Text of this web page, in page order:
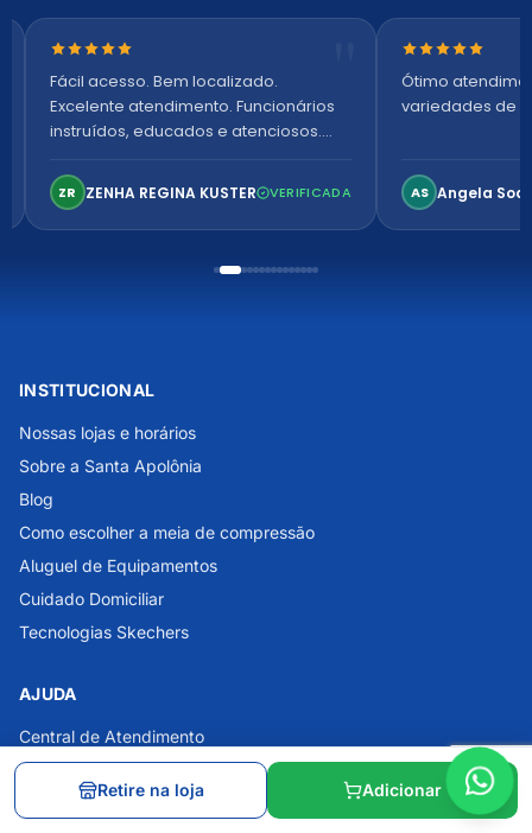
Nota 5 de 5 estrelas
Fácil acesso. Bem localizado.
Excelente atendimento. Funcionários
instruídos, educados e atenciosos.
confortável. Perfeito!
ZR ZENHA REGINA KUSTER VERIFICADA
Nota 5 de 5
Ótimo
variedades de
AS Angela
INSTITUCIONAL
Nossas lojas e horários
Sobre a Santa Apolônia
Blog
Como escolher a meia de compressão
Aluguel de Equipamentos
Cuidado Domiciliar
Tecnologias Skechers
AJUDA
Central de Atendimento
Dúvidas Frequentes
Política de Privacidade
Retire na loja Adicionar